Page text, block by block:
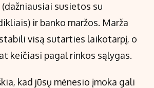
susietos su
ir banko maržos. Marža
visą sutarties laikotarpį, o
keičiasi pagal rinkos sąlygas.
kad jūsų mėnesio įmoka gali